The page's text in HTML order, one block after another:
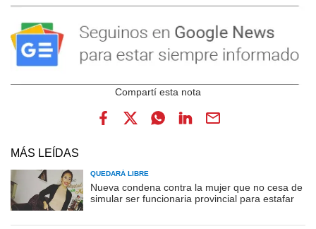
MÁS LEÍDAS
QUEDARÁ LIBRE
Nueva condena contra la mujer que no cesa de
simular ser funcionaria provincial para estafar